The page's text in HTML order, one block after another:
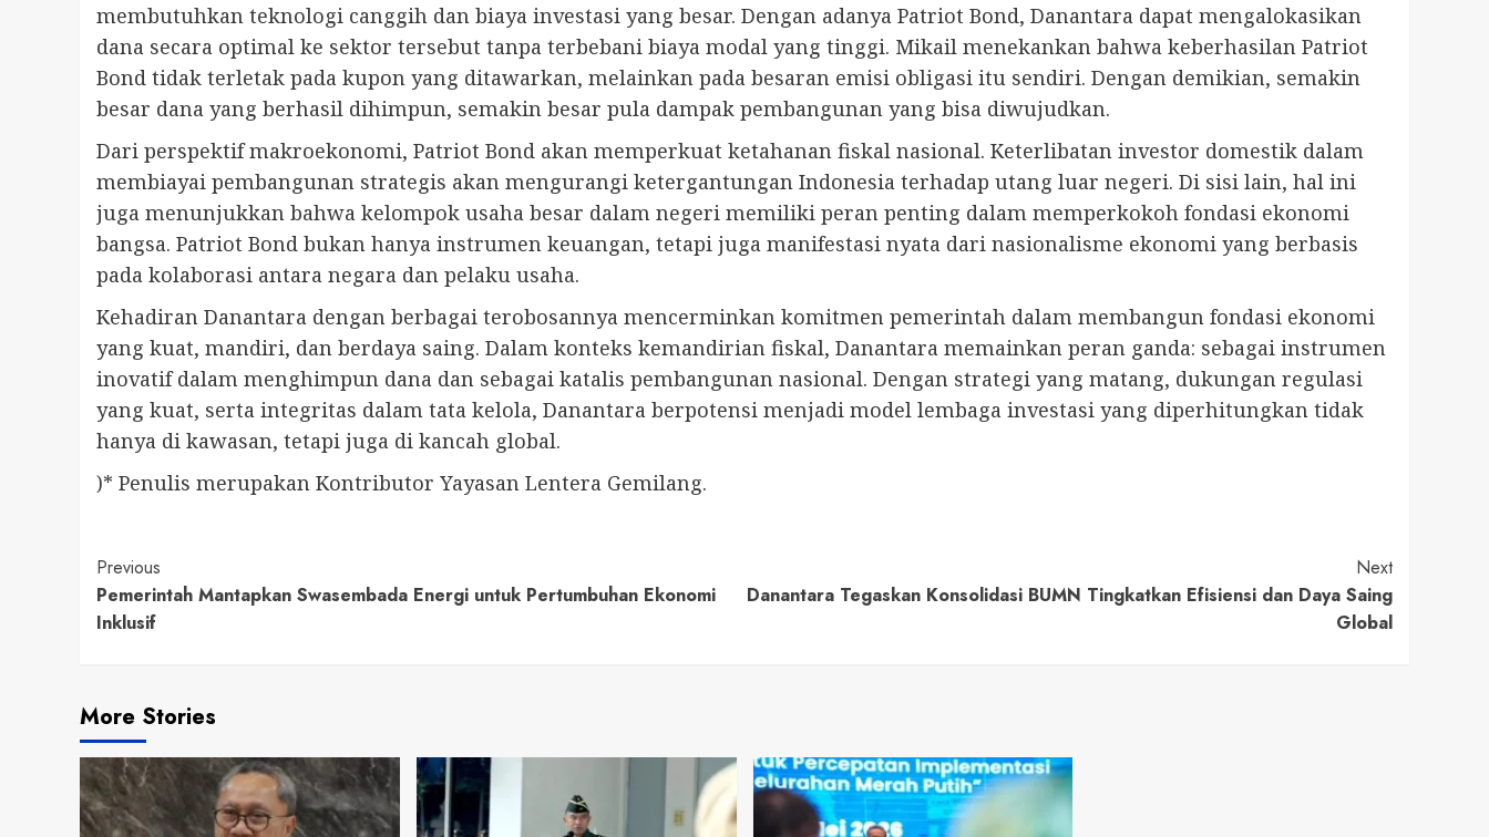
membutuhkan teknologi canggih dan biaya investasi yang besar. Dengan adanya Patriot Bond, Danantara dapat mengalokasikan
dana secara optimal ke sektor tersebut tanpa terbebani biaya modal yang tinggi. Mikail menekankan bahwa keberhasilan Patriot
Bond tidak terletak pada kupon yang ditawarkan, melainkan pada besaran emisi obligasi itu sendiri. Dengan demikian, semakin
besar dana yang berhasil dihimpun, semakin besar pula dampak pembangunan yang bisa diwujudkan.
Dari perspektif makroekonomi, Patriot Bond akan memperkuat ketahanan fiskal nasional. Keterlibatan investor domestik dalam
membiayai pembangunan strategis akan mengurangi ketergantungan Indonesia terhadap utang luar negeri. Di sisi lain, hal ini
juga menunjukkan bahwa kelompok usaha besar dalam negeri memiliki peran penting dalam memperkokoh fondasi ekonomi
bangsa. Patriot Bond bukan hanya instrumen keuangan, tetapi juga manifestasi nyata dari nasionalisme ekonomi yang berbasis
pada kolaborasi antara negara dan pelaku usaha.
Kehadiran Danantara dengan berbagai terobosannya mencerminkan komitmen pemerintah dalam membangun fondasi ekonomi
yang kuat, mandiri, dan berdaya saing. Dalam konteks kemandirian fiskal, Danantara memainkan peran ganda: sebagai instrumen
inovatif dalam menghimpun dana dan sebagai katalis pembangunan nasional. Dengan strategi yang matang, dukungan regulasi
yang kuat, serta integritas dalam tata kelola, Danantara berpotensi menjadi model lembaga investasi yang diperhitungkan tidak
hanya di kawasan, tetapi juga di kancah global.
)* Penulis merupakan Kontributor Yayasan Lentera Gemilang.
Continue
Reading
Previous
Pemerintah Mantapkan Swasembada Energi untuk Pertumbuhan Ekonomi
Inklusif
Next
Danantara Tegaskan Konsolidasi BUMN Tingkatkan Efisiensi dan Daya Saing
Global
More Stories